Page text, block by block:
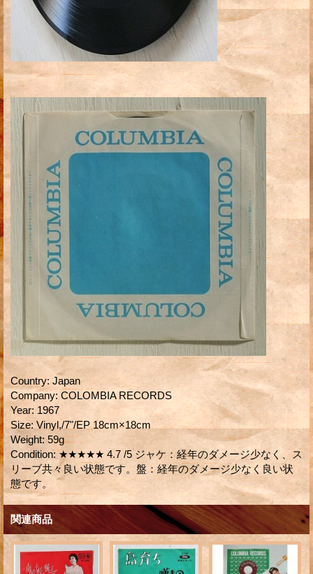
Country: Japan
Company: COLOMBIA RECORDS
Year: 1967
Size: Vinyl,/7"/EP 18cm×18cm
Weight: 59g
Condition: ★★★★★ 4.7 /5 ジャケ：経年のダメージ少なく、ス
リーブ共々良い状態です。盤：経年のダメージ少なく良い状
態です。
関連商品